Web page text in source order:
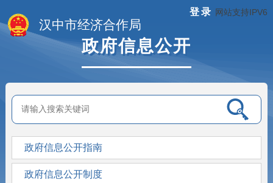
登录 网站支持IPV6
汉中市经济合作局
政府信息公开
政府信息公开指南
政府信息公开制度